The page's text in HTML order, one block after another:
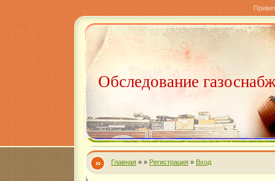
Обследование
Главная » » Регистрация » Вход